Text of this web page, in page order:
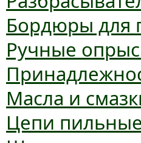
Бордюры для
Ручные
Масла и
Цепи пильные